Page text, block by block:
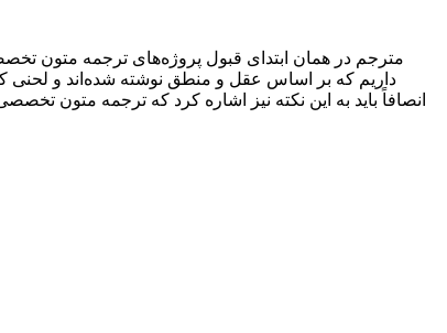
مترجم در همان ابتدای قبول پروژه‌های ترجمه متون
داریم که بر اساس عقل و منطق نوشته شده‌اند و لحنی
انصافاً باید به این نکته نیز اشاره کرد که ترجمه